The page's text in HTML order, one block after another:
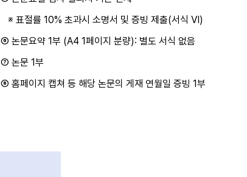
※ 표절률 10% 초과시 소명서 및 증빙 제출(서식 Ⅵ)
⑥ 논문요약 1부 (A4 1페이지 분량): 별도 서식 없음
⑦ 논문 1부
⑧ 홈페이지 캡쳐 등 해당 논문의 게재 연월일 증빙 1부